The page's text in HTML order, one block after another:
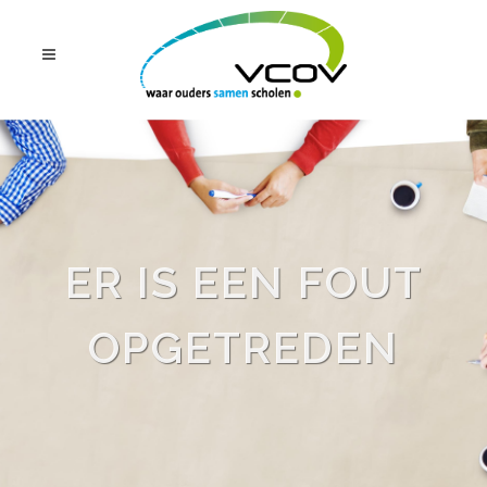
ER IS EEN FOUT
OPGETREDEN